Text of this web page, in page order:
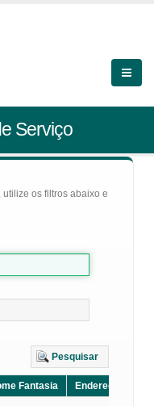
Serviço
os filtros abaixo e
Pesquisar
Fantasia Endereço